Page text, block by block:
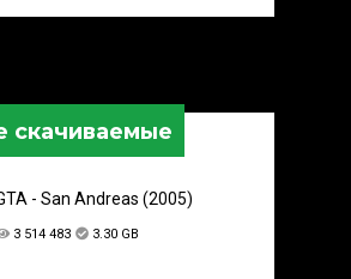
скачиваемые
- San Andreas (2005)
3 514 483 3.30 GB